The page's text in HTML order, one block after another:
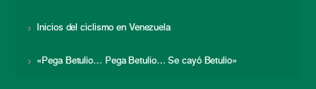
Inicios del ciclismo en Venezuela
«Pega Betulio… Pega Betulio… Se cayó Betulio»